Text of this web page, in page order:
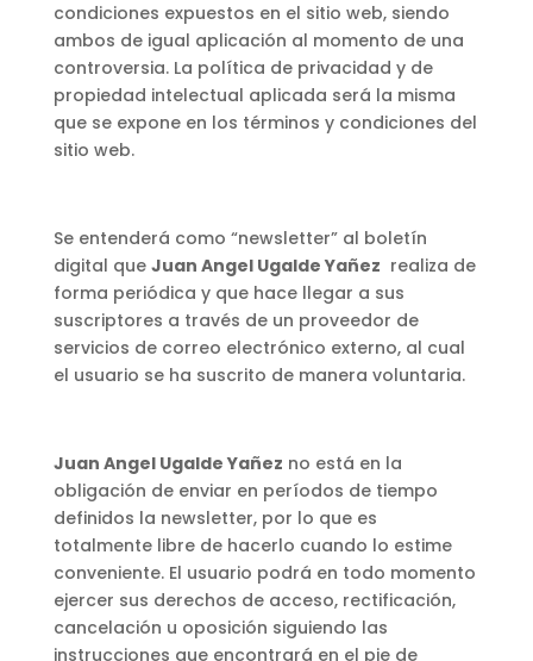
condiciones expuestos en el sitio web, siendo
ambos de igual aplicación al momento de una
controversia. La política de privacidad y de
propiedad intelectual aplicada será la misma
que se expone en los términos y condiciones del
sitio web.
Se entenderá como “newsletter” al boletín
digital que Juan Angel Ugalde Yañez realiza de
forma periódica y que hace llegar a sus
suscriptores a través de un proveedor de
servicios de correo electrónico externo, al cual
el usuario se ha suscrito de manera voluntaria.
Juan Angel Ugalde Yañez no está en la
obligación de enviar en períodos de tiempo
definidos la newsletter, por lo que es
totalmente libre de hacerlo cuando lo estime
conveniente. El usuario podrá en todo momento
ejercer sus derechos de acceso, rectificación,
cancelación u oposición siguiendo las
instrucciones que encontrará en el pie de